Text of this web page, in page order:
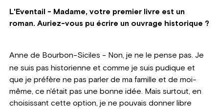
L'Eventail - Madame, votre premier livre est un
roman. Auriez-vous pu écrire un ouvrage historique ?
Anne de Bourbon-Siciles - Non, je ne le pense pas. Je
ne suis pas historienne et comme je suis pudique et
que je préfère ne pas parler de ma famille et de moi-
même, ce n'était pas une bonne idée. Mais surtout, en
choisissant cette option, je ne pouvais donner libre